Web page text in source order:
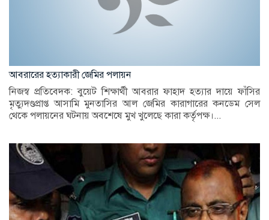
আবরারের হত্যাকারী জেমির পলায়ন
নিজস্ব প্রতিবেদক: বুয়েট শিক্ষার্থী আবরার ফাহাদ হত্যার দায়ে ফাঁসির
মৃত্যুদণ্ডপ্রাপ্ত আসামি মুনতাসির আল জেমির কারাগারের কনডেম সেল
থেকে পলায়নের ঘটনায় অবশেষে মুখ খুলেছে কারা কর্তৃপক্ষ।...